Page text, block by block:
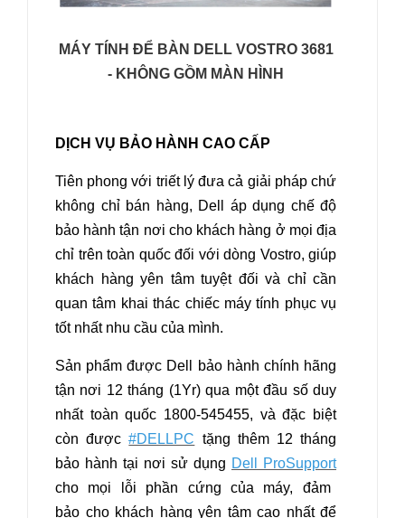
MÁY TÍNH ĐỂ BÀN DELL VOSTRO 3681
- KHÔNG GỒM MÀN HÌNH
DỊCH VỤ BẢO HÀNH CAO CẤP
Tiên phong với triết lý đưa cả giải pháp chứ
không chỉ bán hàng, Dell áp dụng chế độ
bảo hành tận nơi cho khách hàng ở mọi địa
chỉ trên toàn quốc đối với dòng Vostro, giúp
khách hàng yên tâm tuyệt đối và chỉ cần
quan tâm khai thác chiếc máy tính phục vụ
tốt nhất nhu cầu của mình.
Sản phẩm được Dell bảo hành chính hãng
tận nơi 12 tháng (1Yr) qua một đầu số duy
nhất toàn quốc 1800-545455, và đặc biệt
còn được#DELLPC tặng thêm 12 tháng
bảo hành tại nơi sử dụng Dell ProSupport
cho mọi lỗi phần cứng của máy, đảm
bảo cho khách hàng yên tâm cao nhất để